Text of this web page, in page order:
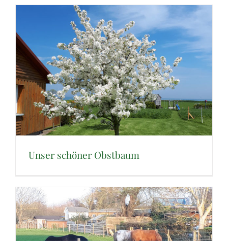
Unser schöner Obstbaum